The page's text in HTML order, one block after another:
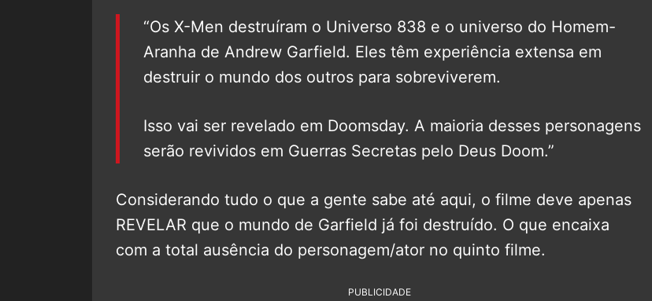
“Os X-Men destruíram o Universo 838 e o universo do Homem-
Aranha de Andrew Garfield. Eles têm experiência extensa em
destruir o mundo dos outros para sobreviverem.
Isso vai ser revelado em Doomsday. A maioria desses personagens
serão revividos em Guerras Secretas pelo Deus Doom.”
Considerando tudo o que a gente sabe até aqui, o filme deve apenas
REVELAR que o mundo de Garfield já foi destruído. O que encaixa
com a total ausência do personagem/ator no quinto filme.
PUBLICIDADE